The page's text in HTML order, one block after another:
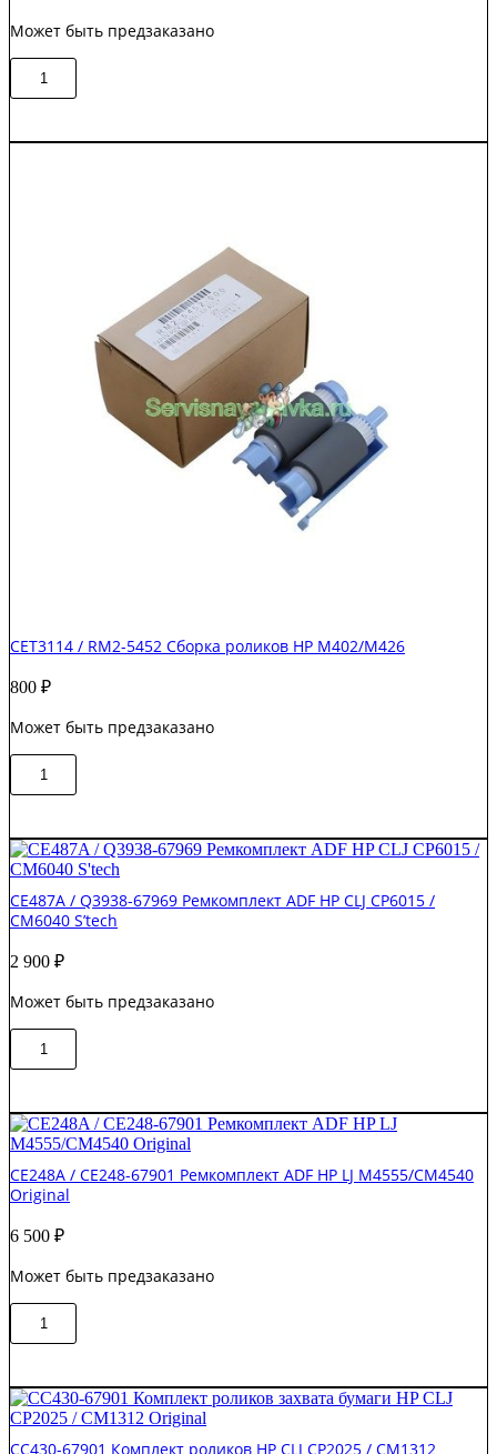
Может быть предзаказано
Количество
товара
L2718A
CET3114 / RM2-5452 Сборка роликов HP M402/M426
800 ₽
Может быть предзаказано
Количество
товара
RM2-
5452
Сборка
роликов
HP
CE487A / Q3938-67969 Ремкомплект ADF HP CLJ CP6015 /
CM6040 S’tech
2 900 ₽
Может быть предзаказано
Количество
товара
Q3938-
67969
Ремкомплект
ADF
HP
CP6015
CM6040
CE248A / CE248-67901 Ремкомплект ADF HP LJ M4555/CM4540
Original
6 500 ₽
Может быть предзаказано
Количество
товара
CE248-
67901
Ремкомплект
CC430-67901 Комплект роликов HP CLJ CP2025 / CM1312